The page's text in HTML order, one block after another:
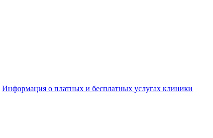
Информация о платных и бесплатных услугах клиники